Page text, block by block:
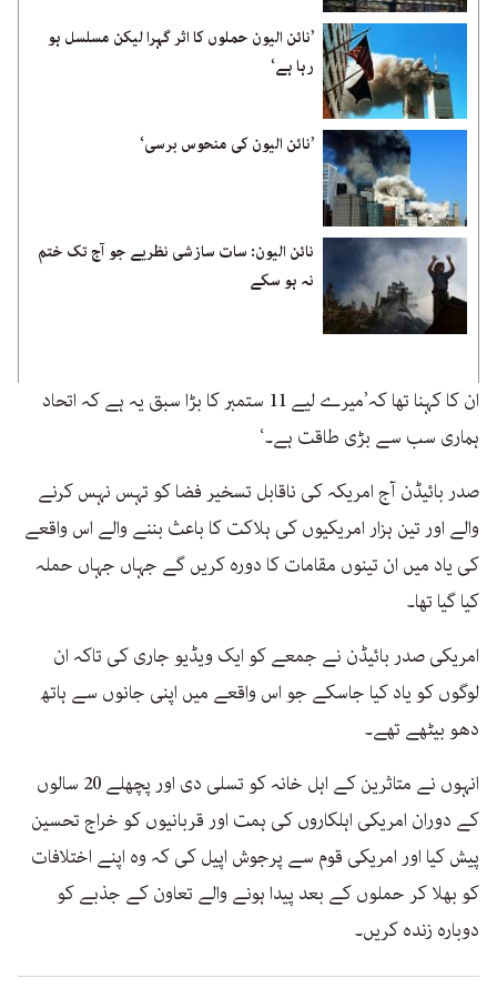
’نائن الیون حملوں کا اثر گہرا لیکن مسلسل ہو
رہا ہے‘
’نائن الیون کی منحوس برسی‘
نائن الیون: سات سازشی نظریے جو آج تک ختم
نہ ہو سکے
ان کا کہنا تھا کہ’میرے لیے 11 ستمبر کا بڑا سبق یہ ہے کہ اتحاد
ہماری سب سے بڑی طاقت ہے۔‘
صدر بائیڈن آج امریکہ کی ناقابل تسخیر فضا کو تہس نہس کرنے
والے اور تین ہزار امریکیوں کی ہلاکت کا باعث بننے والے اس واقعے
کی یاد میں ان تینوں مقامات کا دورہ کریں گے جہاں جہاں حملہ
کیا گیا تھا۔
امریکی صدر بائیڈن نے جمعے کو ایک ویڈیو جاری کی تاکہ ان
لوگوں کو یاد کیا جاسکے جو اس واقعے میں اپنی جانوں سے ہاتھ
دھو بیٹھے تھے۔
انہوں نے متاثرین کے اہل خانہ کو تسلی دی اور پچھلے 20 سالوں
کے دوران امریکی اہلکاروں کی ہمت اور قربانیوں کو خراج تحسین
پیش کیا اور امریکی قوم سے پرجوش اپیل کی کہ وہ اپنے اختلافات
کو بھلا کر حملوں کے بعد پیدا ہونے والے تعاون کے جذبے کو
دوبارہ زندہ کریں۔